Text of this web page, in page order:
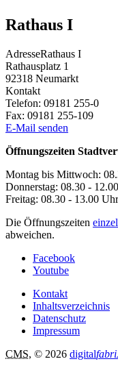
Rathaus I
AdresseRathaus I
Rathausplatz 1
92318 Neumarkt
Kontakt
Telefon: 09181 255-0
Fax: 09181 255-109
E-Mail senden
Öffnungszeiten
Montag bis Mittwoch:
Donnerstag: 08.30 -
Freitag: 08.30 - 13.00 Uhr
Die Öffnungszeiten
abweichen.
Facebook
Youtube
Kontakt
Inhaltsverzeichnis
Datenschutz
Impressum
CMS, © 2026 digital